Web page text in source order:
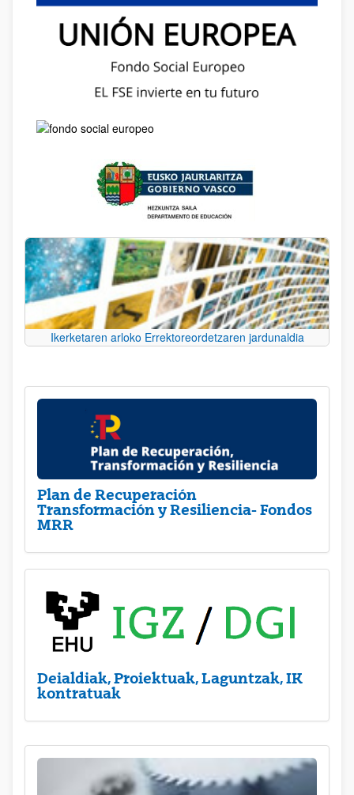
Ikerketaren arloko Errektoreordetzaren jardunaldia
Plan de Recuperación
Transformación y Resiliencia- Fondos
MRR
Deialdiak, Proiektuak, Laguntzak, IK
kontratuak